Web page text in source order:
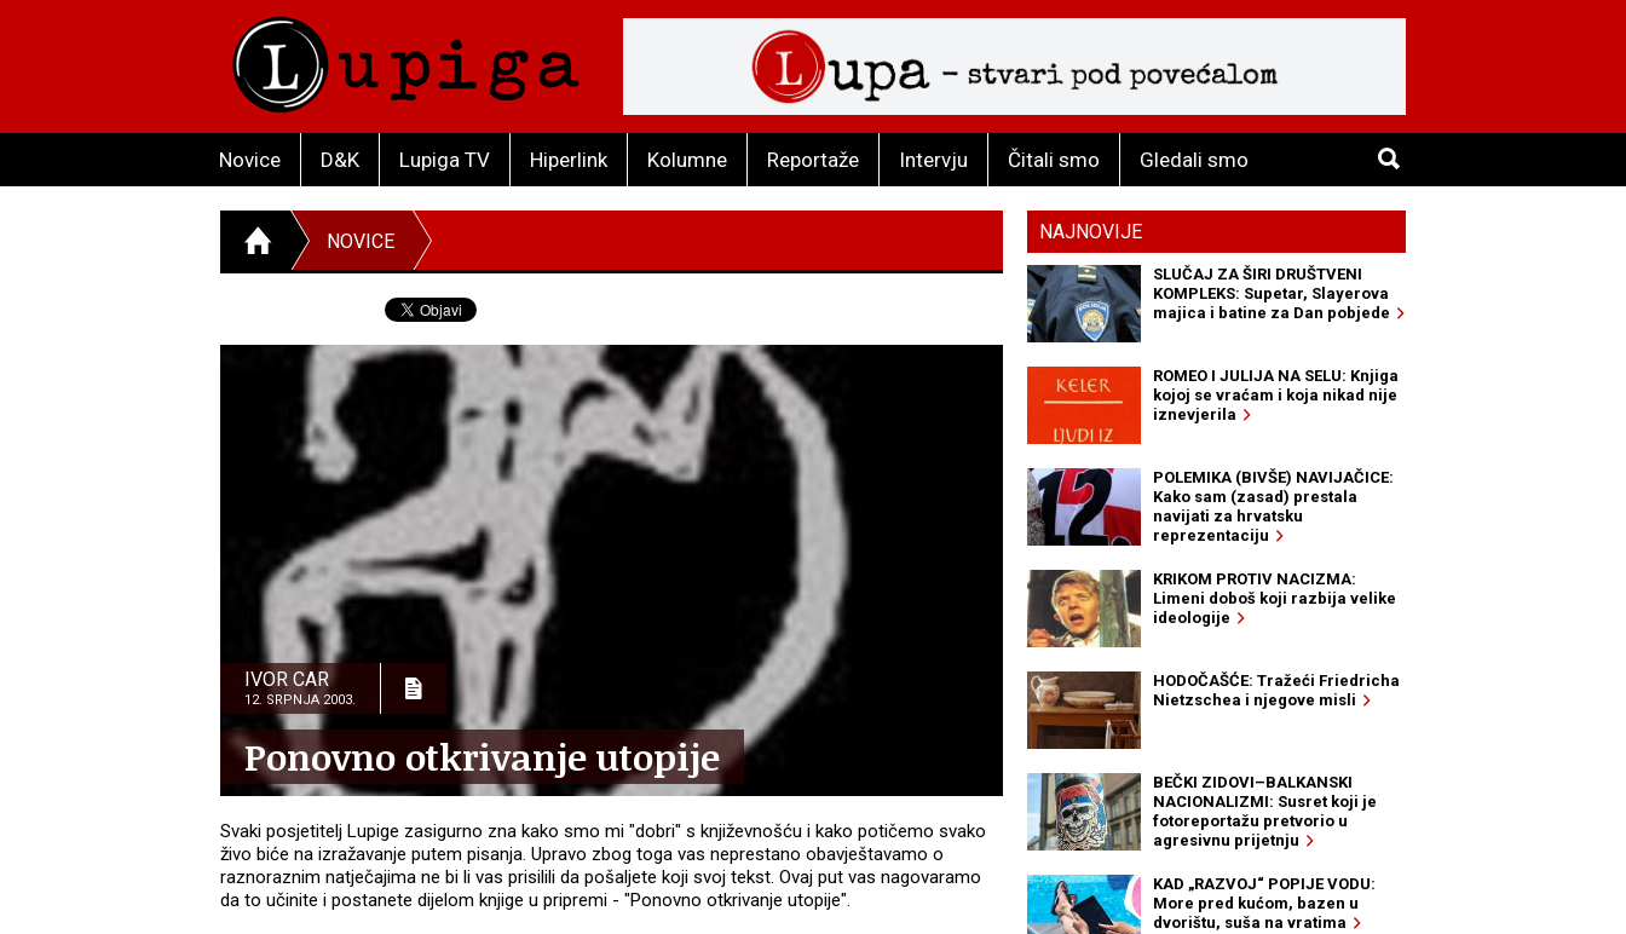
Novice D&K Lupiga TV Hiperlink Kolumne Reportaže Intervju Čitali smo Gledali smo
NOVICE
IVOR CAR
12. SRPNJA 2003.
Ponovno otkrivanje utopije
Svaki posjetitelj Lupige zasigurno zna kako smo mi "dobri" s književnošću i kako potičemo svako
živo biće na izražavanje putem pisanja. Upravo zbog toga vas neprestano obavještavamo o
raznoraznim natječajima ne bi li vas prisilili da pošaljete koji svoj tekst. Ovaj put vas nagovaramo
da to učinite i postanete dijelom knjige u pripremi - "Ponovno otkrivanje utopije".
NAJNOVIJE
SLUČAJ ZA ŠIRI DRUŠTVENI
KOMPLEKS: Supetar, Slayerova
majica i batine za Dan pobjede
ROMEO I JULIJA NA SELU: Knjiga
kojoj se vraćam i koja nikad nije
iznevjerila
POLEMIKA (BIVŠE) NAVIJAČICE:
Kako sam (zasad) prestala
navijati za hrvatsku
reprezentaciju
KRIKOM PROTIV NACIZMA:
Limeni doboš koji razbija velike
ideologije
HODOČAŠĆE: Tražeći Friedricha
Nietzschea i njegove misli
BEČKI ZIDOVI–BALKANSKI
NACIONALIZMI: Susret koji je
fotoreportažu pretvorio u
agresivnu prijetnju
KAD „RAZVOJ“ POPIJE VODU:
More pred kućom, bazen u
dvorištu, suša na vratima